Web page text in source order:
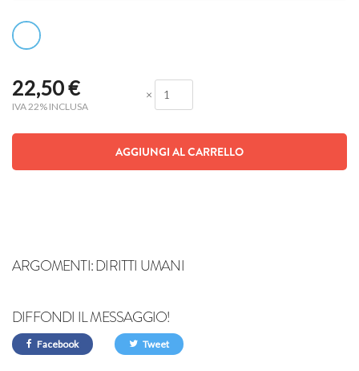
22,50€
IVA 22% INCLUSA
×
AGGIUNGI AL CARRELLO
ARGOMENTI:DIRITTI UMANI
DIFFONDI IL MESSAGGIO!
Facebook Tweet